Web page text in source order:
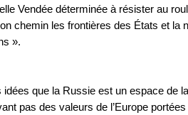
Vendée déterminée à résister au
chemin les frontières des États et la
».
que la Russie est un espace de
pas des valeurs de l’Europe